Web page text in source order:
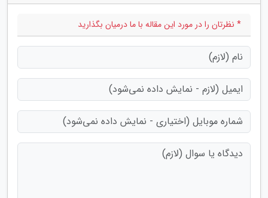
* نظرتان را در مورد این مقاله با ما درمیان بگذارید